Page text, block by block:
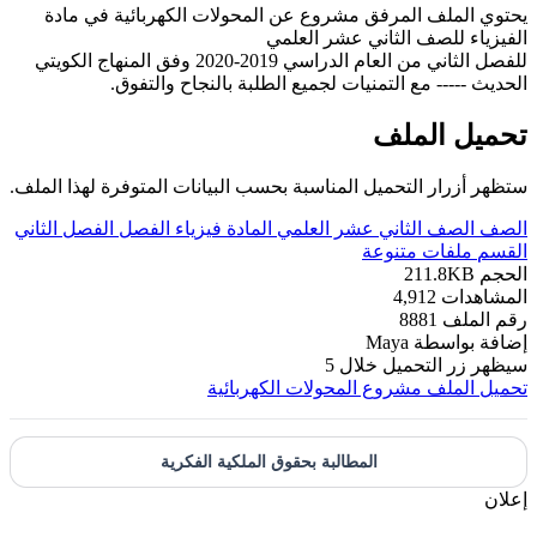
يحتوي الملف المرفق مشروع عن المحولات الكهربائية في مادة
الفيزياء للصف الثاني عشر العلمي
للفصل الثاني من العام الدراسي 2019-2020 وفق المنهاج الكويتي
الحديث ----- مع التمنيات لجميع الطلبة بالنجاح والتفوق.
تحميل الملف
ستظهر أزرار التحميل المناسبة بحسب البيانات المتوفرة لهذا الملف.
الصف الصف الثاني عشر العلمي المادة فيزياء الفصل
الفصل الثاني
القسم ملفات متنوعة
الحجم 211.8KB
المشاهدات 4,912
رقم الملف 8881
إضافة بواسطة Maya
سيظهر زر التحميل خلال 5
تحميل الملف مشروع المحولات الكهربائية
المطالبة بحقوق الملكية الفكرية
إعلان